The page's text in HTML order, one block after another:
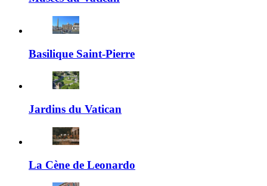
Basilique Saint-Pierre
Jardins du Vatican
La Cène de Leonardo